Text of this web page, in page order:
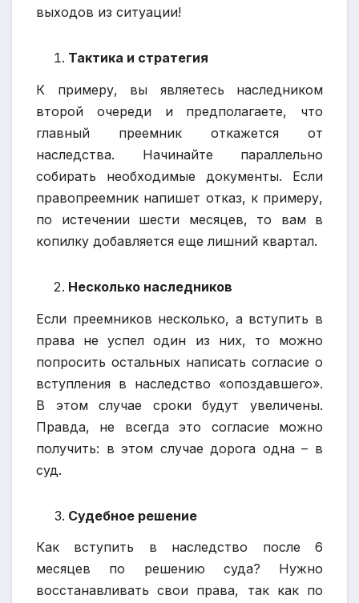
выходов из ситуации!
Тактика и стратегия
К примеру, вы являетесь наследником
второй очереди и предполагаете, что
главный преемник откажется от
наследства. Начинайте параллельно
собирать необходимые документы. Если
правопреемник напишет отказ, к примеру,
по истечении шести месяцев, то вам в
копилку добавляется еще лишний квартал.
Несколько наследников
Если преемников несколько, а вступить в
права не успел один из них, то можно
попросить остальных написать согласие о
вступления в наследство «опоздавшего».
В этом случае сроки будут увеличены.
Правда, не всегда это согласие можно
получить: в этом случае дорога одна – в
суд.
Судебное решение
Как вступить в наследство после 6
месяцев по решению суда? Нужно
восстанавливать свои права, так как по